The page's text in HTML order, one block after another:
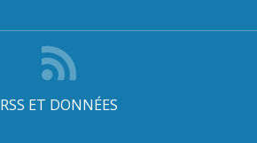
RSS ET DONNÉES